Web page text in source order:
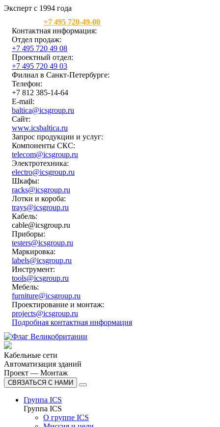
Эксперт с 1994 года
+7 495 720-49-00
Контактная информация:
Отдел продаж:
+7 495 720 49 08
Проектный отдел:
+7 495 720 49 03
Филиал в Санкт-Петербурге:
Телефон:
+7 812 385-14-64
E-mail:
baltica@icsgroup.ru
Сайт:
www.icsbaltica.ru
Запрос продукции и услуг:
Компоненты СКС:
telecom@icsgroup.ru
Электротехника:
electro@icsgroup.ru
Шкафы:
racks@icsgroup.ru
Лотки и короба:
trays@icsgroup.ru
Кабель:
cable@icsgroup.ru
Приборы:
testers@icsgroup.ru
Маркировка:
labels@icsgroup.ru
Инструмент:
tools@icsgroup.ru
Мебель:
furniture@icsgroup.ru
Проектирование и монтаж:
projects@icsgroup.ru
Подробная контактная информация
Кабельные сети
Автоматизация зданий
Проект — Монтаж
СВЯЗАТЬСЯ С НАМИ
Группа ICS
Группа ICS
О группе ICS